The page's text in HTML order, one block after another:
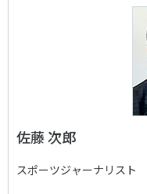
佐藤 次郎
スポーツジャーナリスト